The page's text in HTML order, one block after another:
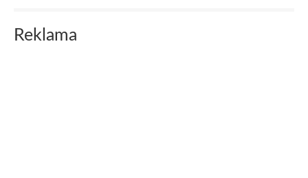
Reklama